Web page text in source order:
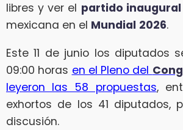
libres y ver el partido inaugural
mexicana en el Mundial 2026.
Este 11 de junio los diputados
09:00 horas en el Pleno del
leyeron las 58 propuestas,
exhortos de los 41 diputados,
discusión.